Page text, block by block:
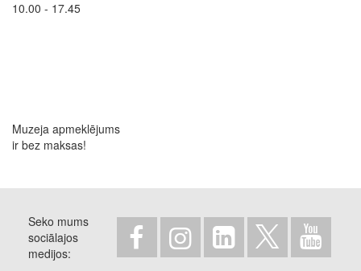
10.00 - 17.45
Muzeja apmeklējums
ir bez maksas!
Seko mums
sociālajos
medijos